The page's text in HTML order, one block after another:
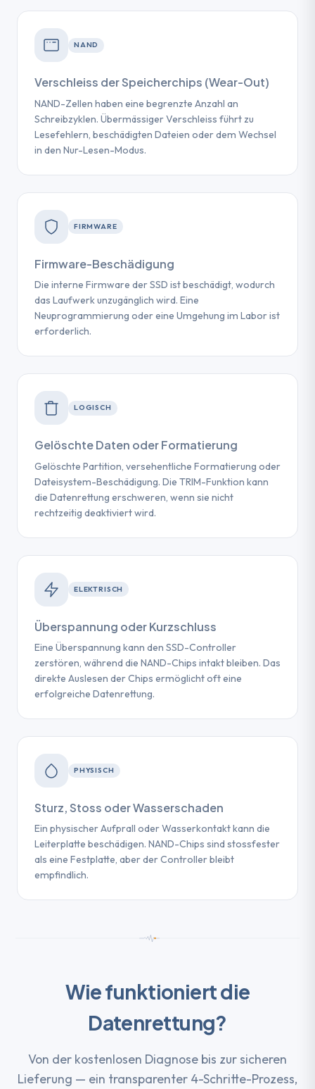
NAND
Verschleiss der Speicherchips (Wear-Out)
NAND-Zellen haben eine begrenzte Anzahl an
Schreibzyklen. Übermässiger Verschleiss führt zu
Lesefehlern, beschädigten Dateien oder dem Wechsel
in den Nur-Lesen-Modus.
FIRMWARE
Firmware-Beschädigung
Die interne Firmware der SSD ist beschädigt, wodurch
das Laufwerk unzugänglich wird. Eine
Neuprogrammierung oder eine Umgehung im Labor ist
erforderlich.
LOGISCH
Gelöschte Daten oder Formatierung
Gelöschte Partition, versehentliche Formatierung oder
Dateisystem-Beschädigung. Die TRIM-Funktion kann
die Datenrettung erschweren, wenn sie nicht
rechtzeitig deaktiviert wird.
ELEKTRISCH
Überspannung oder Kurzschluss
Eine Überspannung kann den SSD-Controller
zerstören, während die NAND-Chips intakt bleiben. Das
direkte Auslesen der Chips ermöglicht oft eine
erfolgreiche Datenrettung.
PHYSISCH
Sturz, Stoss oder Wasserschaden
Ein physischer Aufprall oder Wasserkontakt kann die
Leiterplatte beschädigen. NAND-Chips sind stossfester
als eine Festplatte, aber der Controller bleibt
empfindlich.
Wie funktioniert die
Datenrettung?
Von der kostenlosen Diagnose bis zur sicheren
Lieferung — ein transparenter 4-Schritte-Prozess,